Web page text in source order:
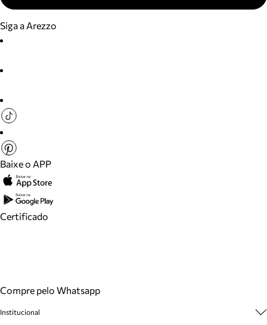
Siga a Arezzo
Baixe o APP
Certificado
Compre pelo Whatsapp
Institucional